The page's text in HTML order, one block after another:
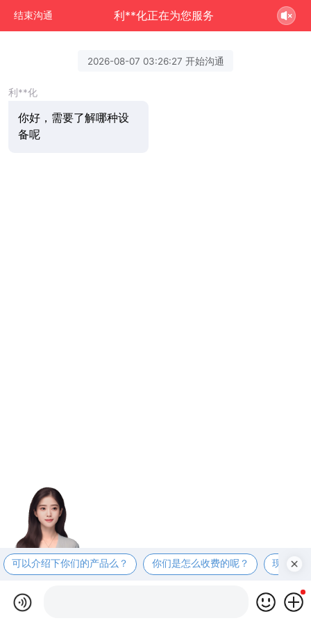
结束沟通 利**化正在为您服务
2026-08-07 03:26:27 开始沟通
利**化
你好，需要了解哪种设
备呢
可以介绍下你们的产品么？ 你们是怎么收费的呢？ 现在有